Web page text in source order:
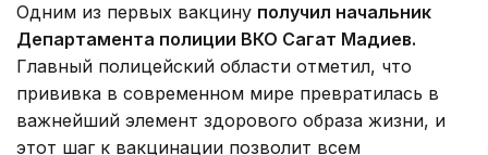
Одним из первых вакцину получил начальник
Департамента полиции ВКО Сагат Мадиев.
Главный полицейский области отметил, что
прививка в современном мире превратилась в
важнейший элемент здорового образа жизни, и
этот шаг к вакцинации позволит всем